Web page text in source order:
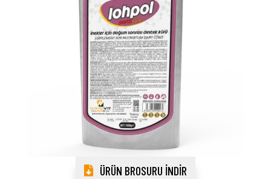
ÜRÜN BROSURU İNDIR